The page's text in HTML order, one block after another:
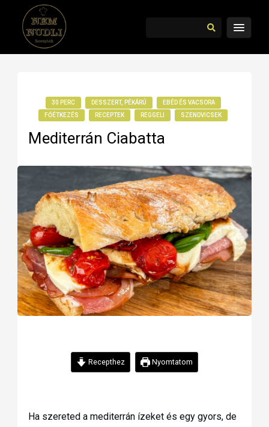
30 PERC DESSZERT, PÉKÁRÚ
EBÉD ÉS VACSORA
FŐÉTKEZÉS
RECEPTEK REGGELI SZENDVICSEK
Mediterrán Ciabatta
Recepthez Nyomtatom
Ha szereted a mediterrán ízeket és egy gyors, de